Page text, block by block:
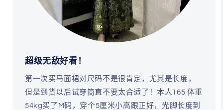
超级无敌好看！
第一次买马面裙对尺码不是很肯定，尤其是长度，
但是到货以后试穿简直不要太合适了！本人165 体重
54kg买了M码，穿个5厘米小高跟正好，光脚长度到